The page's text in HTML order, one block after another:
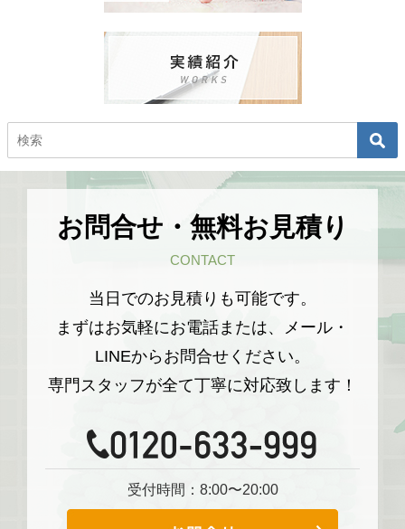
お問合せ・無料お見積り
CONTACT
当日でのお見積りも可能です。
まずはお気軽にお電話または、メール・
LINEからお問合せください。
専門スタッフが全て丁寧に対応致します！
受付時間：8:00〜20:00